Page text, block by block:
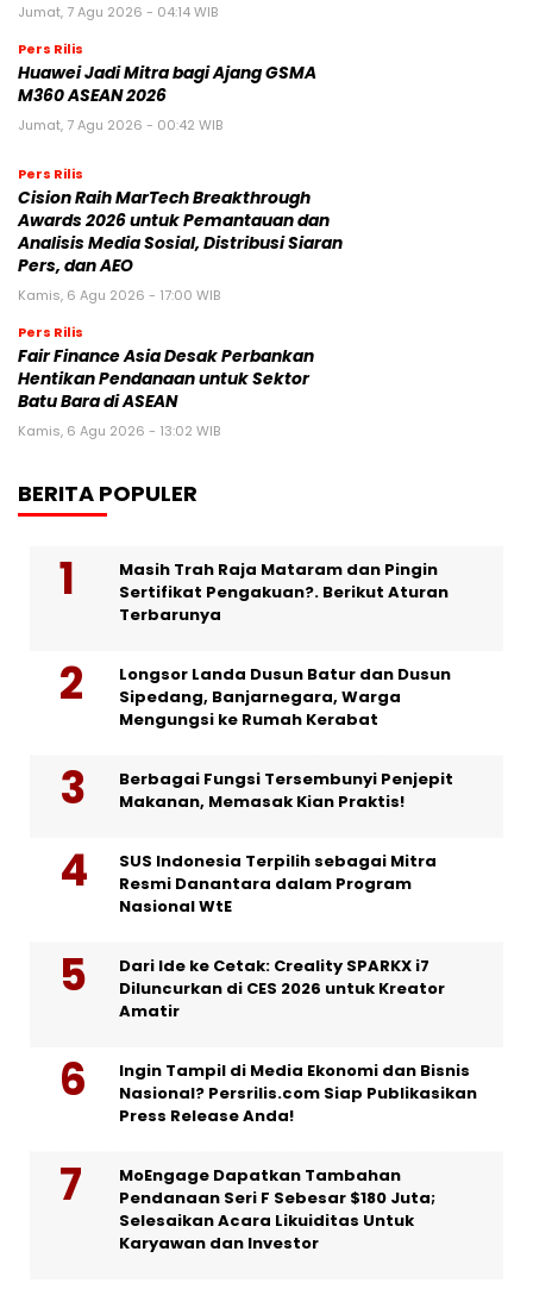
Jumat, 7 Agu 2026 - 04:14 WIB
Pers Rilis
Huawei Jadi Mitra bagi Ajang GSMA
M360 ASEAN 2026
Jumat, 7 Agu 2026 - 00:42 WIB
Pers Rilis
Cision Raih MarTech Breakthrough
Awards 2026 untuk Pemantauan dan
Analisis Media Sosial, Distribusi Siaran
Pers, dan AEO
Kamis, 6 Agu 2026 - 17:00 WIB
Pers Rilis
Fair Finance Asia Desak Perbankan
Hentikan Pendanaan untuk Sektor
Batu Bara di ASEAN
Kamis, 6 Agu 2026 - 13:02 WIB
BERITA POPULER
Masih Trah Raja Mataram dan Pingin
Sertifikat Pengakuan?. Berikut Aturan
Terbarunya
Longsor Landa Dusun Batur dan Dusun
Sipedang, Banjarnegara, Warga
Mengungsi ke Rumah Kerabat
Berbagai Fungsi Tersembunyi Penjepit
Makanan, Memasak Kian Praktis!
SUS Indonesia Terpilih sebagai Mitra
Resmi Danantara dalam Program
Nasional WtE
Dari Ide ke Cetak: Creality SPARKX i7
Diluncurkan di CES 2026 untuk Kreator
Amatir
Ingin Tampil di Media Ekonomi dan Bisnis
Nasional? Persrilis.com Siap Publikasikan
Press Release Anda!
MoEngage Dapatkan Tambahan
Pendanaan Seri F Sebesar $180 Juta;
Selesaikan Acara Likuiditas Untuk
Karyawan dan Investor